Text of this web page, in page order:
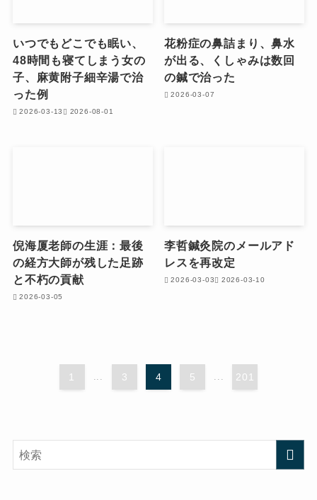
いつでもどこでも眠い、
48時間も寝てしまう女の
子、麻黄附子細辛湯で治
った例
2026-03-13 2026-08-01
花粉症の鼻詰まり、鼻水
が出る、くしゃみは数回
の鍼で治った
2026-03-07
倪海厦老師の生涯：最後
の経方大師が残した足跡
と不朽の貢献
2026-03-05
李哲鍼灸院のメールアド
レスを再改定
2026-03-03 2026-03-10
1 ... 3 4 5 ... 201